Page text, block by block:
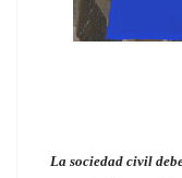
La sociedad civil